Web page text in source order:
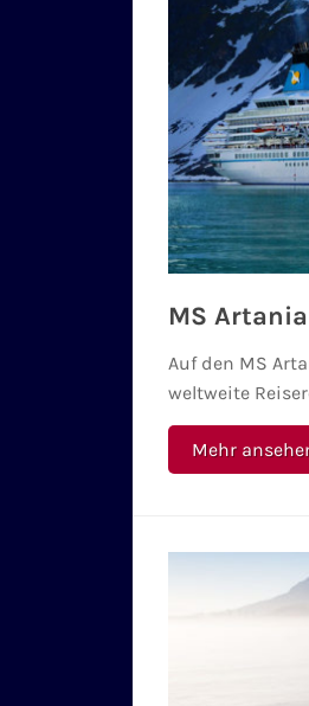
MS
Auf den MS
weltweite
Mehr